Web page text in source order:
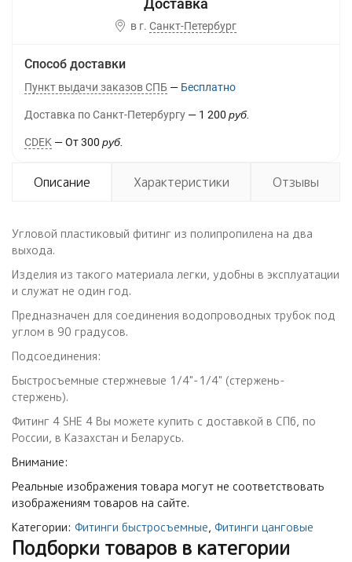
в г. Санкт-Петербург
Способ доставки
Пункт выдачи заказов СПБ Бесплатно
Доставка по Санкт-Петербургу 1 200 руб.
CDEK От 300 руб.
Описание Характеристики Отзывы
Угловой пластиковый фитинг из полипропилена на два
выхода.
Изделия из такого материала легки, удобны в эксплуатации
и служат не один год.
Предназначен для соединения водопроводных трубок под
углом в 90 градусов.
Подсоединения:
Быстросъемные стержневые 1/4"-1/4" (стержень-
стержень).
Фитинг 4 SНE 4 Вы можете купить с доставкой в СПб, по
России, в Казахстан и Беларусь.
Внимание:
Реальные изображения товара могут не соответствовать
изображениям товаров на сайте.
Категории: Фитинги быстросъемные, Фитинги цанговые
Подборки товаров в категории